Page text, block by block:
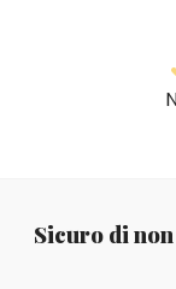
Sicuro di